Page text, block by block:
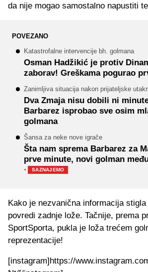
da nije mogao samostalno napustiti
POVEZANO
Katastrofalne intervencije bh. golmana
Osman Hadžikić je protiv
zaborav! Greškama pogurao
Zanimljiva situacija nakon prijateljske
Dva Zmaja nisu dobili ni
Barbarez isprobao sve osim
golmana
Šansa za neke nove igrače
Šta nam sprema Barbarez za
prve minute, novi golman
· SAZNAJEMO
Kako je nezvanična informacija
povredi zadnje lože. Tačnije, prema
SportSporta, pukla je loža trećem
reprezentacije!
[instagram]https://